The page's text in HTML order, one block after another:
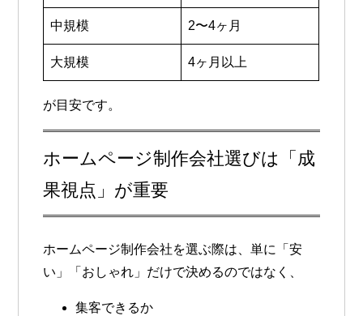
中規模 2〜4ヶ月
大規模 4ヶ月以上
が目安です。
ホームページ制作会社選びは「成
果視点」が重要
ホームページ制作会社を選ぶ際は、単に「安
い」「おしゃれ」だけで決めるのではなく、
集客できるか